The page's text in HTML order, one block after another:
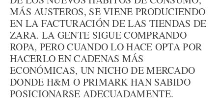
MÁS AUSTEROS, SE VIENE PRODUCIENDO
EN LA FACTURACIÓN DE LAS TIENDAS DE
ZARA. LA GENTE SIGUE COMPRANDO
ROPA, PERO CUANDO LO HACE OPTA POR
HACERLO EN CADENAS MÁS
ECONÓMICAS, UN NICHO DE MERCADO
DONDE H&M O PRIMARK HAN SABIDO
POSICIONARSE ADECUADAMENTE.